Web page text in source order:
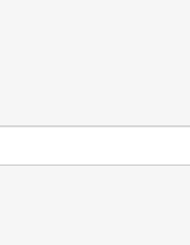
Запобіжні клапани